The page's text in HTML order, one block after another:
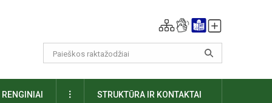
RENGINIAI DAUGIAUSTRUKTŪRA IR KONTAKTAI